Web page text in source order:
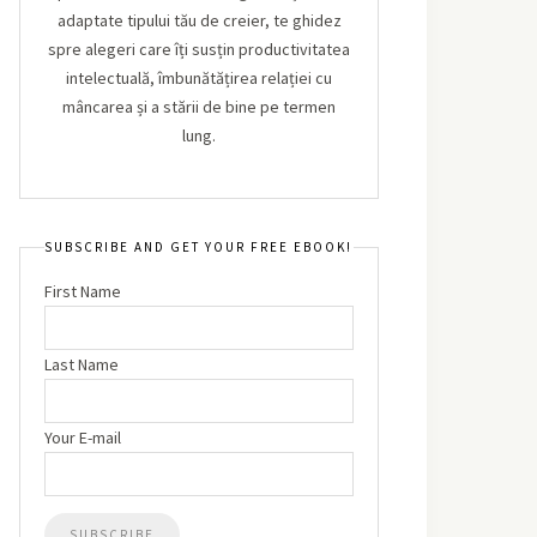
adaptate tipului tău de creier, te ghidez
spre alegeri care îți susțin productivitatea
intelectuală, îmbunătățirea relației cu
mâncarea și a stării de bine pe termen
lung.
SUBSCRIBE AND GET YOUR FREE EBOOK!
First Name
Last Name
Your E-mail